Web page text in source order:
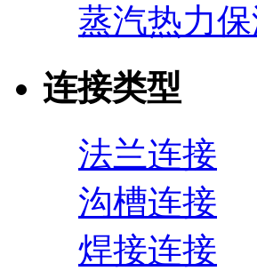
蒸汽热力保
连接类型
法兰连接
沟槽连接
焊接连接